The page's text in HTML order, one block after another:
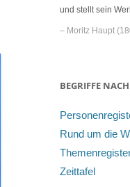
und stellt sein
– Moritz Haupt
BEGRIFFE
Rund um die
Zeittafel